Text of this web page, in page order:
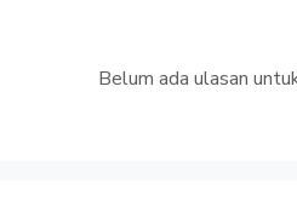
Belum ada ulasan